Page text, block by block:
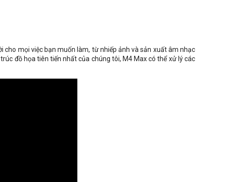
cho mọi việc bạn muốn làm, từ nhiếp ảnh và sản xuất âm nhạc
đồ họa tiên tiến nhất của chúng tôi, M4 Max có thể xử lý các